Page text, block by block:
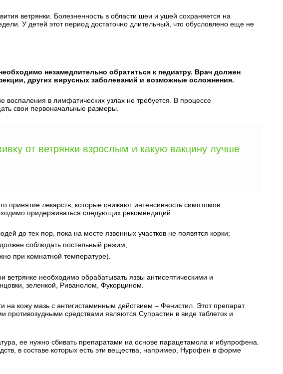
ветрянки. Болезненность в области шеи и ушей сохраняется на
У детей этот период достаточно длительный, что обусловлено еще не
незамедлительно обратиться к педиатру. Врач должен
других вирусных заболеваний и возможные осложнения.
воспаления в лимфатических узлах не требуется. В процессе
свои первоначальные размеры.
от ветрянки взрослым и какую вакцину лучше
принятие лекарств, которые снижают интенсивность симптомов
придерживаться следующих рекомендаций:
до тех пор, пока на месте язвенных участков не появятся корки;
соблюдать постельный режим;
при комнатной температуре).
необходимо обрабатывать язвы антисептическими и
зеленкой, Риванолом, Фукорцином.
на кожу мазь с антигистаминным действием – Фенистил. Этот препарат
противозудными средствами являются Супрастин в виде таблеток и
ее нужно сбивать препаратами на основе парацетамола и ибупрофена.
в составе которых есть эти вещества, например, Нурофен в форме